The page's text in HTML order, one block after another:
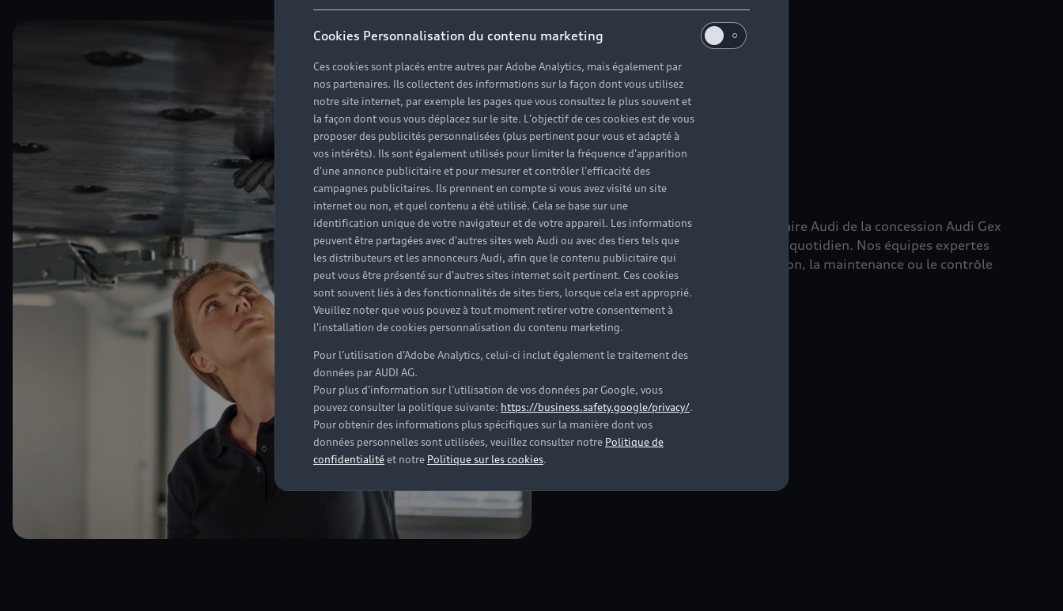
Profitez de l’expertise et du savoir-faire Audi de la concession Audi Gex
pour l'entretien de votre véhicule au quotidien. Nos équipes expertes
vous accompagnent dans la réparation, la maintenance ou le contrôle
technique de votre véhicule.
Découvrir la concession
Cookies Personnalisation du contenu marketing
Ces cookies sont placés entre autres par Adobe Analytics, mais également par
nos partenaires. Ils collectent des informations sur la façon dont vous utilisez
notre site internet, par exemple les pages que vous consultez le plus souvent et
la façon dont vous vous déplacez sur le site. L'objectif de ces cookies est de vous
proposer des publicités personnalisées (plus pertinent pour vous et adapté à
vos intérêts). Ils sont également utilisés pour limiter la fréquence d'apparition
d'une annonce publicitaire et pour mesurer et contrôler l'efficacité des
campagnes publicitaires. Ils prennent en compte si vous avez visité un site
internet ou non, et quel contenu a été utilisé. Cela se base sur une
identification unique de votre navigateur et de votre appareil. Les informations
peuvent être partagées avec d'autres sites web Audi ou avec des tiers tels que
les distributeurs et les annonceurs Audi, afin que le contenu publicitaire qui
peut vous être présenté sur d'autres sites internet soit pertinent. Ces cookies
sont souvent liés à des fonctionnalités de sites tiers, lorsque cela est approprié.
Veuillez noter que vous pouvez à tout moment retirer votre consentement à
l'installation de cookies personnalisation du contenu marketing.
Pour l’utilisation d’Adobe Analytics, celui-ci inclut également le traitement des
données par AUDI AG.
Pour plus d’information sur l’utilisation de vos données par Google, vous
pouvez consulter la politique suivante: https://business.safety.google/privacy/.
Pour obtenir des informations plus spécifiques sur la manière dont vos
données personnelles sont utilisées, veuillez consulter notre Politique de
confidentialitéet notre Politique sur les cookies.